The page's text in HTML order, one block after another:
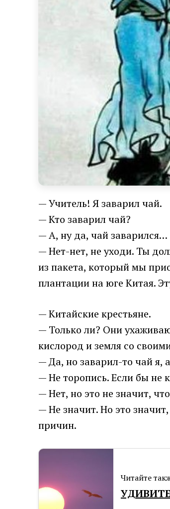
— Учитель! Я заварил чай.
— Кто заварил чай?
— А, ну да, чай заварился…
— Нет-нет, не уходи. Ты
из пакета, который мы
плантации на юге Китая.
— Китайские крестьяне.
— Только ли? Они
кислород и земля со
— Да, но заварил-то чай я,
— Не торопись. Если бы не
— Нет, но это не значит,
— Не значит. Но это
причин.
Читайте